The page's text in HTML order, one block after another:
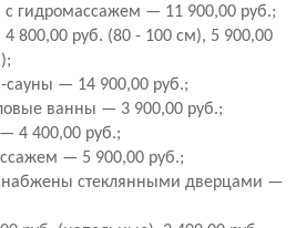
гидромассажем — 11 900,00 руб.;
800,00 руб. (80 - 100 см), 5 900,00
— 14 900,00 руб.;
ванны — 3 900,00 руб.;
4 400,00 руб.;
— 5 900,00 руб.;
стеклянными дверцами —